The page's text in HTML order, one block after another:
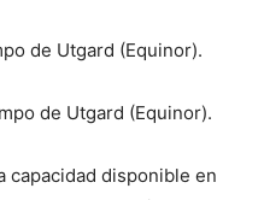
de Utgard (Equinor).
capacidad disponible en